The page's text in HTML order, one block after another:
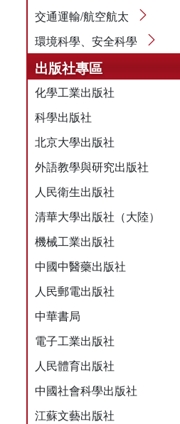
交通運輸/航空航太
環境科學、安全科學
出版社專區
化學工業出版社
科學出版社
北京大學出版社
外語教學與研究出版社
人民衛生出版社
清華大學出版社（大陸）
機械工業出版社
中國中醫藥出版社
人民郵電出版社
中華書局
電子工業出版社
人民體育出版社
中國社會科學出版社
江蘇文藝出版社